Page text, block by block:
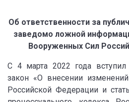
Об ответственности за
заведомо ложной
Вооруженных Сил
С 4 марта 2022 года
закон «О внесении
Российской Федерации и